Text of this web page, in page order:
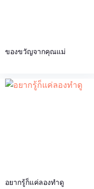
ของขวัญจากคุณแม่
อยากรู้ก็แค่ลองทำดู